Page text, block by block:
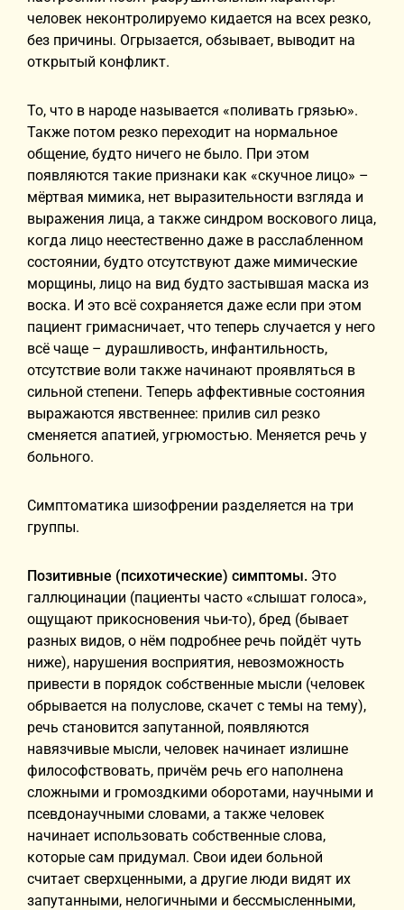
человек неконтролируемо кидается на всех резко,
без причины. Огрызается, обзывает, выводит на
открытый конфликт.
То, что в народе называется «поливать грязью».
Также потом резко переходит на нормальное
общение, будто ничего не было. При этом
появляются такие признаки как «скучное лицо» –
мёртвая мимика, нет выразительности взгляда и
выражения лица, а также синдром воскового лица,
когда лицо неестественно даже в расслабленном
состоянии, будто отсутствуют даже мимические
морщины, лицо на вид будто застывшая маска из
воска. И это всё сохраняется даже если при этом
пациент гримасничает, что теперь случается у него
всё чаще – дурашливость, инфантильность,
отсутствие воли также начинают проявляться в
сильной степени. Теперь аффективные состояния
выражаются явственнее: прилив сил резко
сменяется апатией, угрюмостью. Меняется речь у
больного.
Симптоматика шизофрении разделяется на три
группы.
Позитивные (психотические) симптомы. Это
галлюцинации (пациенты часто «слышат голоса»,
ощущают прикосновения чьи-то), бред (бывает
разных видов, о нём подробнее речь пойдёт чуть
ниже), нарушения восприятия, невозможность
привести в порядок собственные мысли (человек
обрывается на полуслове, скачет с темы на тему),
речь становится запутанной, появляются
навязчивые мысли, человек начинает излишне
философствовать, причём речь его наполнена
сложными и громоздкими оборотами, научными и
псевдонаучными словами, а также человек
начинает использовать собственные слова,
которые сам придумал. Свои идеи больной
считает сверхценными, а другие люди видят их
запутанными, нелогичными и бессмысленными,